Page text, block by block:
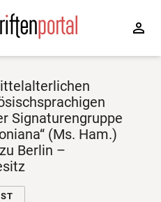
Signaturengruppe
(Ms. Ham.)
Berlin –